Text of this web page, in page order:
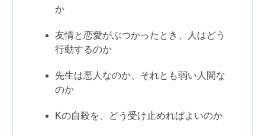
か
友情と恋愛がぶつかったとき、人はどう
行動するのか
先生は悪人なのか、それとも弱い人間な
のか
Kの自殺を、どう受け止めればよいのか